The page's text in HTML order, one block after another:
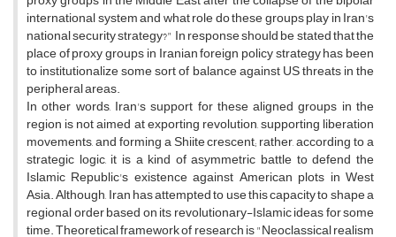
international system and what role do these groups play in Iran's
national security strategy?" In response should be stated that the
place of proxy groups in Iranian foreign policy strategy has been
to institutionalize some sort of balance against US threats in the
peripheral areas.
In other words, Iran's support for these aligned groups in the
region is not aimed at exporting revolution, supporting liberation
movements, and forming a Shiite crescent; rather, according to a
strategic logic, it is a kind of asymmetric battle to defend the
Islamic Republic's existence against American plots in West
Asia. Although, Iran has attempted to use this capacity to shape a
regional order based on its revolutionary-Islamic ideas for some
time. Theoretical framework of research is "Neoclassical realism